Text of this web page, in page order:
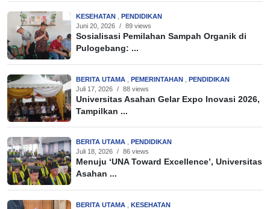
KESEHATAN
PENDIDIKAN
Juni 20, 2026 / 89 views
Sosialisasi Pemilahan Sampah Organik di
Pulogebang: ...
BERITA UTAMA PEMERINTAHAN
PENDIDIKAN
Juli 17, 2026 / 88 views
Universitas Asahan Gelar Expo Inovasi 2026,
Tampilkan ...
BERITA UTAMA
PENDIDIKAN
Juli 18, 2026 / 86 views
Menuju ‘UNA Toward Excellence’, Universitas
Asahan ...
BERITA UTAMA
KESEHATAN